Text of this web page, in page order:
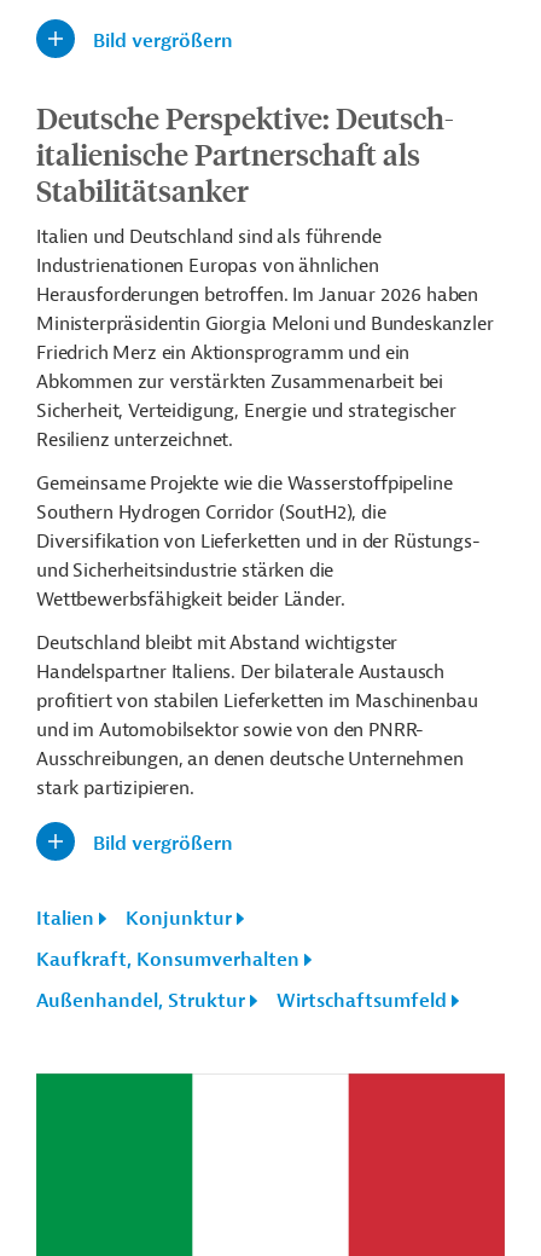
Bild vergrößern
Deutsche Perspektive: Deutsch-
italienische Partnerschaft als
Stabilitätsanker
Italien und Deutschland sind als führende
Industrienationen Europas von ähnlichen
Herausforderungen betroffen. Im Januar 2026 haben
Ministerpräsidentin Giorgia Meloni und Bundeskanzler
Friedrich Merz ein Aktionsprogramm und ein
Abkommen zur verstärkten Zusammenarbeit bei
Sicherheit, Verteidigung, Energie und strategischer
Resilienz unterzeichnet.
Gemeinsame Projekte wie die Wasserstoffpipeline
Southern HydrogenCorridor (SoutH2), die
Diversifikation von Lieferketten und in der Rüstungs-
und Sicherheitsindustrie stärken die
Wettbewerbsfähigkeit beider Länder.
Deutschland bleibt mit Abstand wichtigster
Handelspartner Italiens. Der bilaterale Austausch
profitiert von stabilen Lieferketten im Maschinenbau
und im Automobilsektor sowie von den PNRR-
Ausschreibungen, an denen deutsche Unternehmen
stark partizipieren.
Bild vergrößern
Italien
Konjunktur
Kaufkraft, Konsumverhalten
Außenhandel, Struktur
Wirtschaftsumfeld